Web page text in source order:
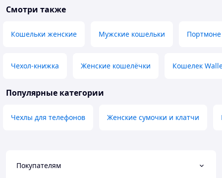
Смотри также
Кошельки женские Мужские кошельки
Чехол-книжка Женские кошелёчки Кошелек
Популярные категории
Чехлы для телефонов Женские сумочки и клатчи
Покупателям